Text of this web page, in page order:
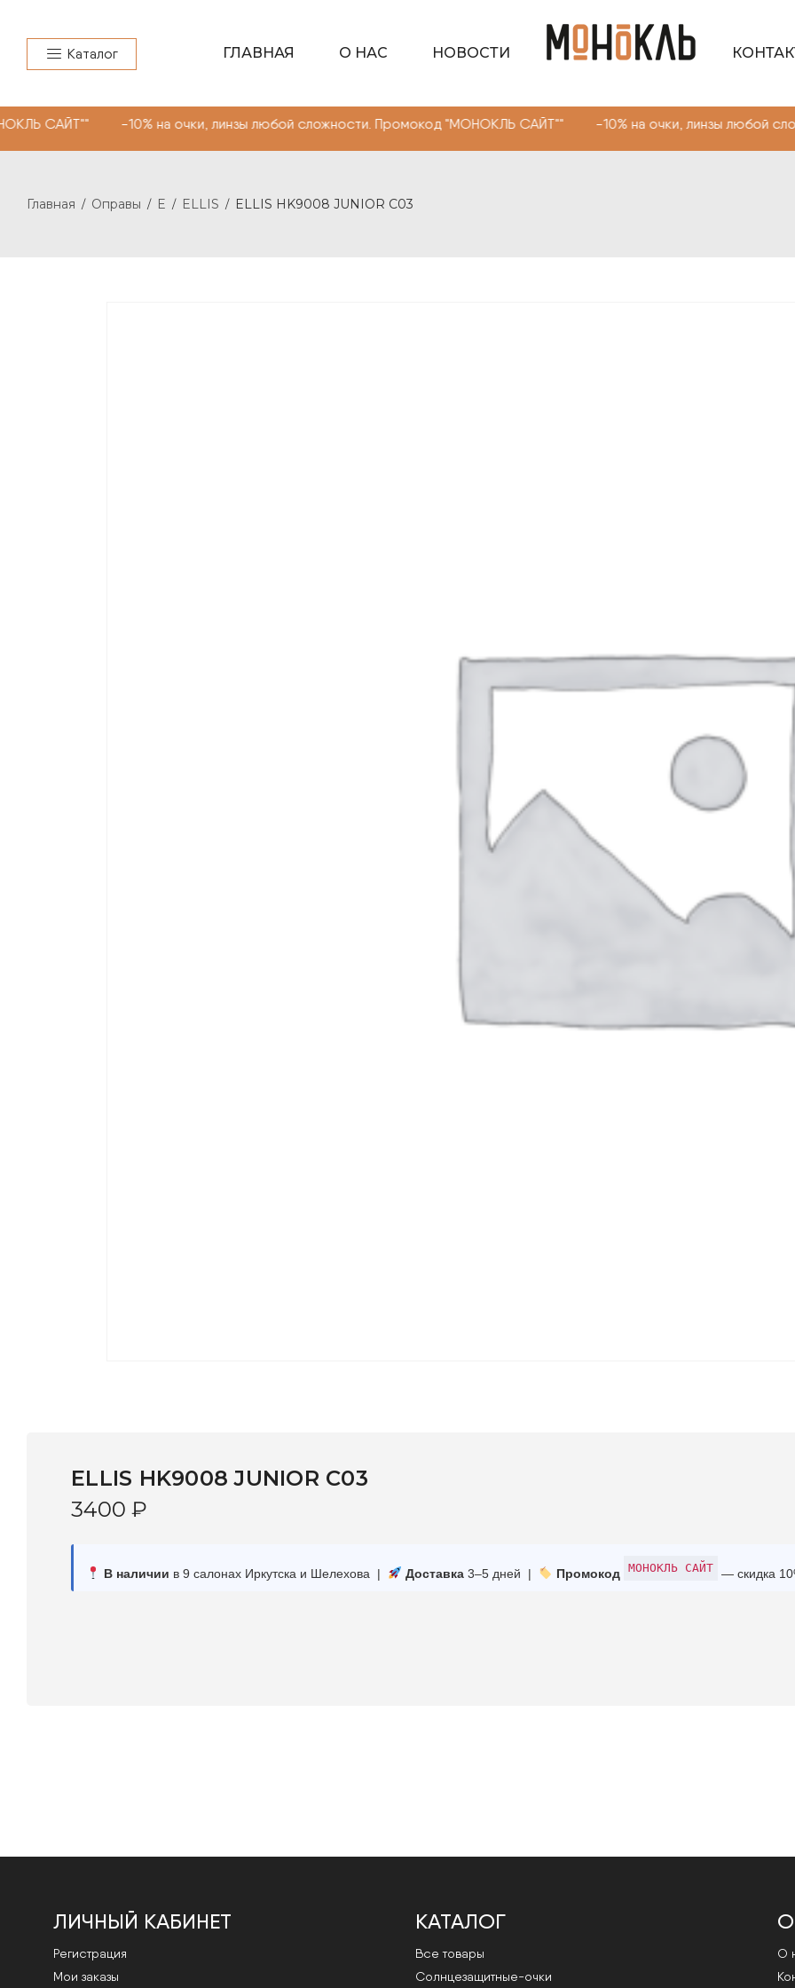
Каталог ГЛАВНАЯ О НАС НОВОСТИ
на очки, линзы любой сложности. Промокод "МОНОКЛЬ САЙТ"" -10% на очки, линзы любой
Главная / Оправы / E / ELLIS / ELLIS HK9008 JUNIOR C03
ELLIS HK9008 JUNIOR C03
3400 ₽
В наличии в 9 салонах Иркутска и Шелехова | Доставка3–5 дней | Промокод МОНОКЛЬ САЙТ — скидка
ЛИЧНЫЙ КАБИНЕТ
Регистрация
Мои заказы
КАТАЛОГ
Все товары
Cолнцезащитные-очки
О